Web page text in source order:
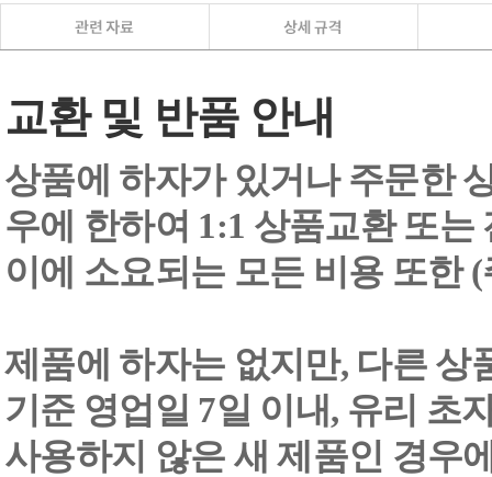
교환 및 반품 안내
상품에 하자가 있거나 주문한
우에 한하여 1:1 상품교환 또는
이에 소요되는 모든 비용 또한
제품에 하자는 없지만, 다른 상
기준 영업일 7일 이내, 유리 초
사용하지 않은 새 제품인 경우